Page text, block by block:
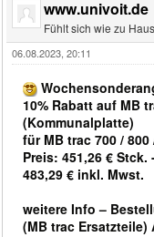
www.univoit.de
Fühlt sich wie zu
06.08.2023, 20:11
10% Rabatt auf MB
(Kommunalplatte)
für MB trac 700 /
Preis: 451,26 € Stck.
483,29 € inkl. Mwst.
weitere Info –
(MB trac Ersatzteile)